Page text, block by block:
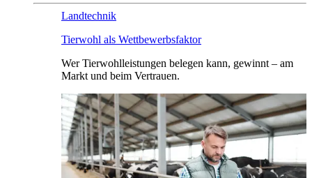
Landtechnik
Tierwohl als Wettbewerbsfaktor
Wer Tierwohlleistungen belegen kann, gewinnt – am
Markt und beim Vertrauen.